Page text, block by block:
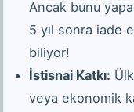
Ancak bunu
5 yıl sonra iade
biliyor!
İstisnai Katkı:
veya ekonomik